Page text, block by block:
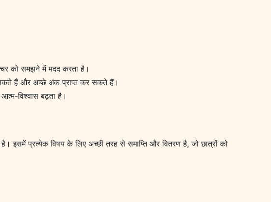
को समझने में मदद करता है।
हैं और अच्छे अंक प्राप्त कर सकते हैं।
विश्वास बढ़ता है।
इसमें प्रत्येक विषय के लिए अच्छी तरह से समाप्ति और वितरण है, जो छात्रों को